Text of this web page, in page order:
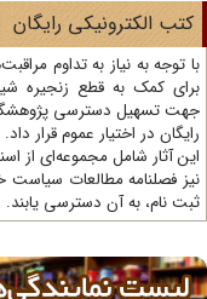
الکترونیکی رایگان
کمک به قطع زنجیره
تسهیل دسترسی پژوهشگران
در اختیار عموم قرار داد.
آثار شامل مجموعه‌ای از
فصلنامه مطالعات سیاست
نام، به آن دسترسی یابند.